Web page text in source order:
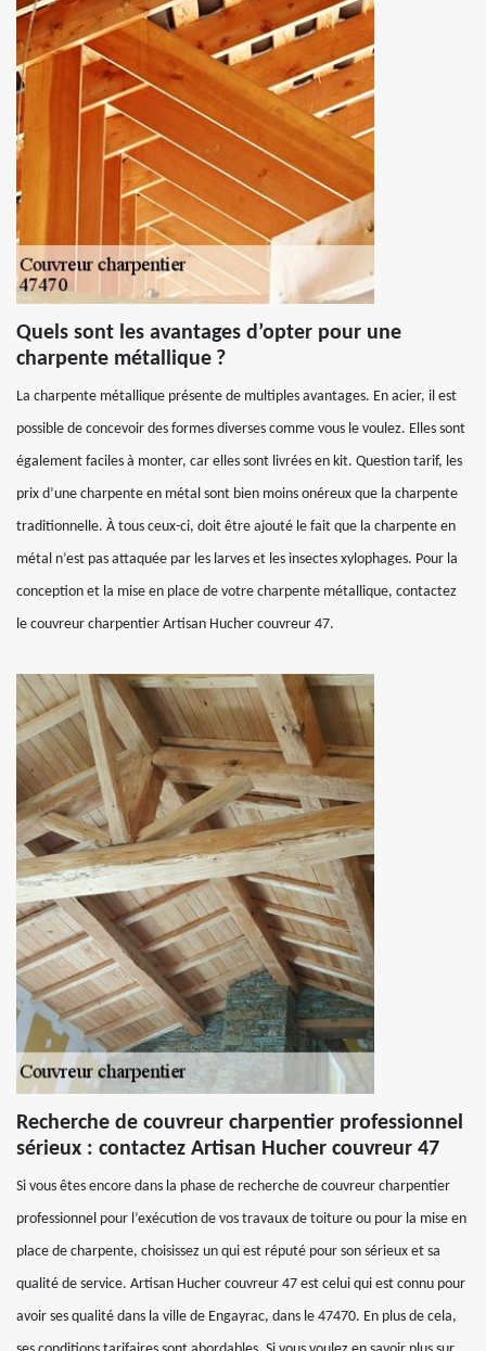
Quels sont les avantages d’opter pour une
charpente métallique ?
La charpente métallique présente de multiples avantages. En acier, il est
possible de concevoir des formes diverses comme vous le voulez. Elles sont
également faciles à monter, car elles sont livrées en kit. Question tarif, les
prix d’une charpente en métal sont bien moins onéreux que la charpente
traditionnelle. À tous ceux-ci, doit être ajouté le fait que la charpente en
métal n’est pas attaquée par les larves et les insectes xylophages. Pour la
conception et la mise en place de votre charpente métallique, contactez
le couvreur charpentier Artisan Hucher couvreur 47.
Recherche de couvreur charpentier professionnel
sérieux : contactez Artisan Hucher couvreur 47
Si vous êtes encore dans la phase de recherche de couvreur charpentier
professionnel pour l’exécution de vos travaux de toiture ou pour la mise en
place de charpente, choisissez un qui est réputé pour son sérieux et sa
qualité de service. Artisan Hucher couvreur 47 est celui qui est connu pour
avoir ses qualité dans la ville de Engayrac, dans le 47470. En plus de cela,